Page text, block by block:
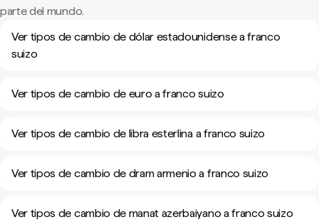
parte del mundo.
Ver tipos de cambio de dólar estadounidense a franco
suizo
Ver tipos de cambio de euro a franco suizo
Ver tipos de cambio de libra esterlina a franco suizo
Ver tipos de cambio de dram armenio a franco suizo
Ver tipos de cambio de manat azerbaiyano a franco suizo